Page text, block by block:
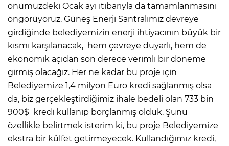
önümüzdeki Ocak ayı itibarıyla da tamamlanmasını
öngörüyoruz. Güneş Enerji Santralimiz devreye
girdiğinde belediyemizin enerji ihtiyacının büyük bir
kısmı karşılanacak, hem çevreye duyarlı, hem de
ekonomik açıdan son derece verimli bir döneme
girmiş olacağız. Her ne kadar bu proje için
Belediyemize 1,4 milyon Euro kredi sağlanmış olsa
da, biz gerçekleştirdiğimiz ihale bedeli olan 733 bin
900$ kredi kullanıp borçlanmış olduk. Şunu
özellikle belirtmek isterim ki, bu proje Belediyemize
ekstra bir külfet getirmeyecek. Kullandığımız kredi,